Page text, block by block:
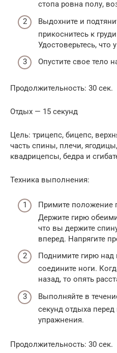
стопа ровна полу,
Выдохните и
прикоснитесь к
Удостоверьтесь, что
Опустите свое тело
Продолжительность: 30 сек.
Отдых — 15 секунд
Цель: трицепс, бицепс,
часть спины, плечи,
квадрицепсы, бедра и
Техника выполнения:
Примите положение
Держите гирю
что вы держите
вперед. Напрягите
Поднимите гирю над
соедините ноги.
назад, то опять
Выполняйте в
секунд отдыха
упражнения.
Продолжительность: 30 сек.